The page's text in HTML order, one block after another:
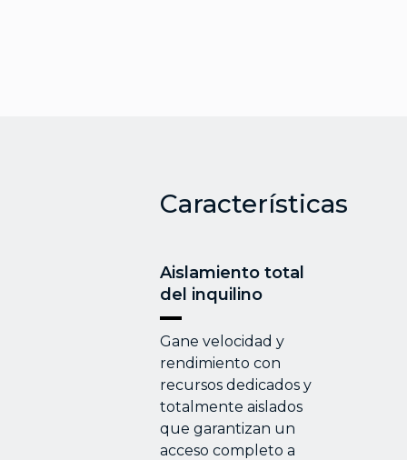
Características
Aislamiento total
del inquilino
Gane velocidad y
rendimiento con
recursos dedicados y
totalmente aislados
que garantizan un
acceso completo a